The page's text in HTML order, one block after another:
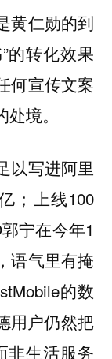
黄仁勋的到
的转化效果
何宣传文案
境。
以写进阿里
；上线100
宁在今年1
语气里有掩
的数
用户仍然把
非生活服务